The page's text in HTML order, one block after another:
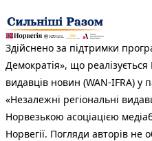
Здійснено за підтримки
Демократія», що
видавців новин (WAN-IFRA) у
«Незалежні регіональні
Норвезькою асоціацією
Норвегії. Погляди авторів не